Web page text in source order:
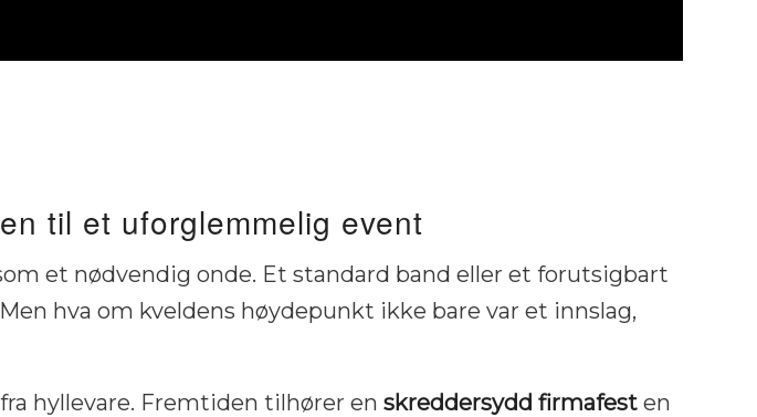
til et uforglemmelig event
et nødvendig onde. Et standard band eller et forutsigbart
hva om kveldens høydepunkt ikke bare var et innslag,
hyllevare. Fremtiden tilhører en skreddersydd firmafest en